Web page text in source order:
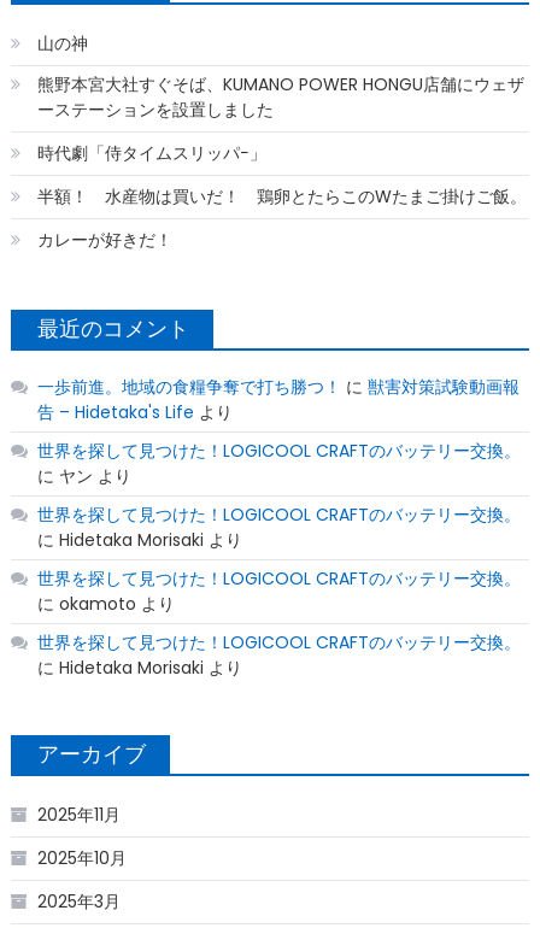
山の神
熊野本宮大社すぐそば、KUMANO POWER HONGU店舗にウェザ
ーステーションを設置しました
時代劇「侍タイムスリッパ−」
半額！ 水産物は買いだ！ 鶏卵とたらこのWたまご掛けご飯。
カレーが好きだ！
最近のコメント
一歩前進。地域の食糧争奪で打ち勝つ！ に 獣害対策試験動画報
告 – Hidetaka's Life より
世界を探して見つけた！LOGICOOL CRAFTのバッテリー交換。
に ヤン より
世界を探して見つけた！LOGICOOL CRAFTのバッテリー交換。
に Hidetaka Morisaki より
世界を探して見つけた！LOGICOOL CRAFTのバッテリー交換。
に okamoto より
世界を探して見つけた！LOGICOOL CRAFTのバッテリー交換。
に Hidetaka Morisaki より
アーカイブ
2025年11月
2025年10月
2025年3月